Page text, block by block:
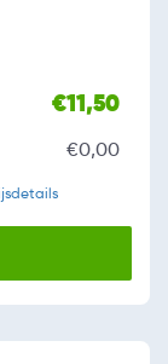
€11,50
€0,00